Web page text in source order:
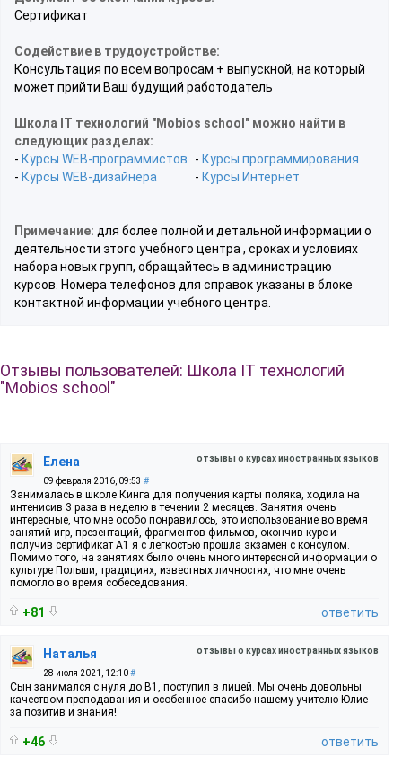
Сертификат
Содействие в трудоустройстве:
Консультация по всем вопросам + выпускной, на который
может прийти Ваш будущий работодатель
Школа IT технологий "Mobios school" можно найти в
следующих разделах:
- Курсы WEB-программистов
- Курсы WEB-дизайнера
- Курсы программирования
- Курсы Интернет
Примечание: для более полной и детальной информации о
деятельности этого учебного центра , сроках и условиях
набора новых групп, обращайтесь в администрацию
курсов. Номера телефонов для справок указаны в блоке
контактной информации учебного центра.
Отзывы пользователей: Школа IT технологий
"Mobios school"
отзывы о курсах иностранных языков
Елена
09 февраля 2016, 09:53 #
Занималась в школе Кинга для получения карты поляка, ходила на
интенисив 3 раза в неделю в течении 2 месяцев. Занятия очень
интересные, что мне особо понравилось, это использование во время
занятий игр, презентаций, фрагментов фильмов, окончив курс и
получив сертификат А1 я с легкостью прошла экзамен с консулом.
Помимо того, на занятиях было очень много интересной информации о
культуре Польши, традициях, известных личностях, что мне очень
помогло во время собеседования.
+81 ответить
отзывы о курсах иностранных языков
Наталья
28 июля 2021, 12:10#
Сын занимался с нуля до В1, поступил в лицей. Мы очень довольны
качеством преподавания и особенное спасибо нашему учителю Юлие
за позитив и знания!
+46 ответить